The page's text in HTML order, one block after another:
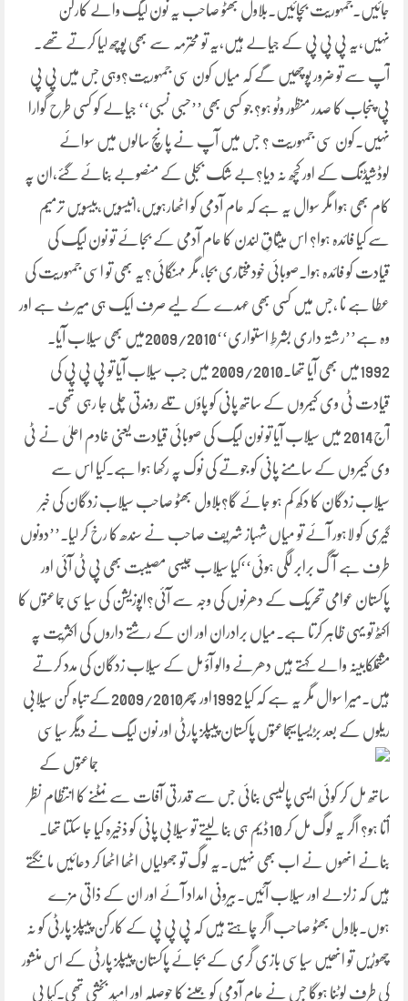
جائیں۔جمہوریت بچائیں۔بلاول بھٹو صاحب یہ نون لیگ والے کارکن
نہیں،یہ پی پی پی کے جیالے ہیں،یہ تو محترمہ سے بھی پوچھ لیا کرتے تھے۔
آپ سے تو ضرور پوچھیں گے کہ میاں کون سی جمہوریت؟وہی جس میں پی پی
پی پنجاب کا صدر منظور وٹو ہو؟ جو کسی بھی’’حسبی نسبی‘‘ جیالے کو کسی طرح گوارا
نہیں۔کون سی جمہوریت ؟ جس میں آپ نے پانچ سالوں میں سوائے
لوڈشیڈنگ کے اور کچھ نہ دیا؟بے شک بجلی کے منصوبے بنائے گئے،ان پہ
کام بھی ہوا مگر سوال یہ ہے کہ عام آدمی کو اٹھارہویں،انیسویں،بیسویں ترمیم
سے کیا فائدہ ہوا؟ اس میثاقِ لندن کا عام آدمی کے بجائے تو نون لیگ کی
قیادت کو فائدہ ہوا۔صوبائی خودمختاری بجا، مگر مہنگائی؟یہ بھی تو اسی جمہوریت کی
عطا ہے نا ،جس میں کسی بھی عہدے کے لیے صرف ایک ہی میرٹ ہے اور
وہ ہے’’رشتہ داری بشرطِ استواری‘‘2009/2010میں بھی سیلاب آیا۔
1992میں بھی آیا تھا۔2009/2010 میں جب سیلاب آیا تو پی پی پی کی
قیادت ٹی وی کیمروں کے ساتھ پانی کو پاؤں تلے روندتی چلی جا رہی تھی۔
آج2014 میں سیلاب آیا تو نون لیگ کی صوبائی قیادت یعنی خادم اعلیٰ نے ٹی
وی کیمروں کے سامنے پانی کو جوتے کی نوک پہ رکھا ہوا ہے۔کیا اس سے
سیلاب زدگان کا دکھ کم ہو جائے گا؟بلاول بھٹو صاحب سیلاب زدگان کی خبر
گیری کو لاہور آئے تو میاں شہباز شریف صاحب نے سندھ کا رخ کر لیا۔’’دونوں
طرف ہے آگ برابر لگی ہوئی‘‘کیا سیلاب جیسی مصیبت بھی پی ٹی آئی اور
پاکستان عوامی تحریک کے دھرنوں کی وجہ سے آئی؟اپوزیشن کی سیاسی جماعتوں کا
اکٹھ تو یہی ظاہر کرتا ہے۔میاں برادران اور ان کے رشتے داروں کی اکثریت پہ
مشتملکابینہ والے کہتے ہیں دھرنے والو آؤ مل کے سیلاب زدگان کی مدد کرتے
ہیں۔میرا سوال مگر یہ ہے کہ کیا 1992اور پھر2009/2010کے تباہ کن سیلابی
ریلوں کے بعد بڑیسیاسیجماعتوں پاکستان پیپلز پارٹی اور نون لیگ نے دیگر سیاسی
جماعتوں کے
ساتھ مل کر کوئی ایسی پالیسی بنائی جس سے قدرتی آفات سے نمٹنے کا انتظام نظر
آتا ہو؟ اگر یہ لوگ مل کر 10ڈیم ہی بنا لیتے تو سیلابی پانی کو ذخیرہ کیا جا سکتا تھا۔
بنانے انھوں نے اب بھی نہیں۔یہ لوگ تو جھولیاں اٹھا اٹھا کر دعائیں مانگتے
ہیں کہ زلزلے اور سیلاب آئیں۔بیرونی امداد آئے اور ان کے ذاتی مزے
ہوں۔بلاول بھٹو صاحب اگر چاہتے ہیں کہ پی پی پی کے کارکن پیپلز پارٹی کو نہ
چھوڑیں تو انھیں سیاسی بازی گری کے بجائے پاکستان پیپلز پارٹی کے اس منشور
کی طرف لوٹنا ہوگا جس نے عام آدمی کو جینے کا حوصلہ اور امید بخشی تھی۔کیا پی